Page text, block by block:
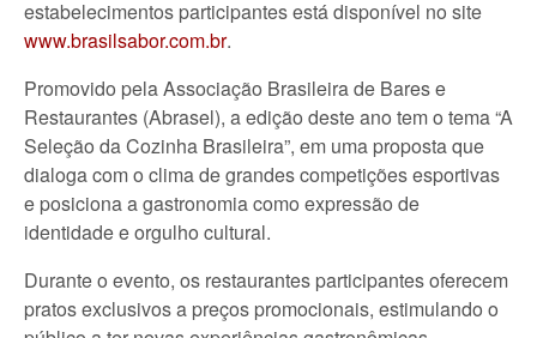
estabelecimentos participantes está disponível no site
www.brasilsabor.com.br.
Promovido pela Associação Brasileira de Bares e
Restaurantes (Abrasel), a edição deste ano tem o tema “A
Seleção da Cozinha Brasileira”, em uma proposta que
dialoga com o clima de grandes competições esportivas
e posiciona a gastronomia como expressão de
identidade e orgulho cultural.
Durante o evento, os restaurantes participantes oferecem
pratos exclusivos a preços promocionais, estimulando o